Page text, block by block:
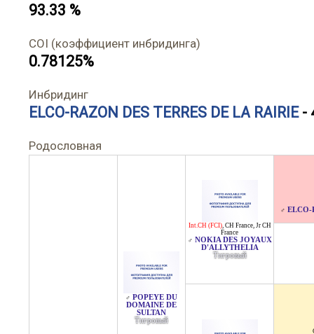
93.33 %
COI (коэффициент инбридинга)
0.78125%
Инбридинг
ELCO-RAZON DES TERRES DE LA RAIRIE-
Родословная
♂ POPEYE DU
DOMAINE DE
SULTAN
Тигровый
Int.CH (FCI), CH France, Jr CH
France
♂ NOKIA DES JOYAUX
D'ALLYTHELIA
Тигровый
♂ ELCO-